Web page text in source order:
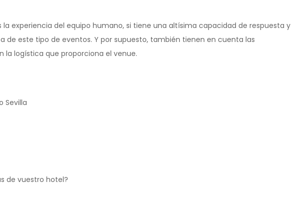
experiencia del equipo humano, si tiene una altísima capacidad de respuesta y
de este tipo de eventos. Y por supuesto, también tienen en cuenta las
la logística que proporciona el venue.
Sevilla
de vuestro hotel?